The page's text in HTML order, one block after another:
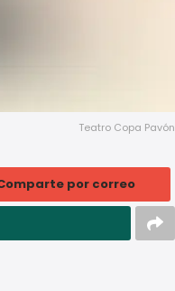
Teatro Copa Pavón
por correo